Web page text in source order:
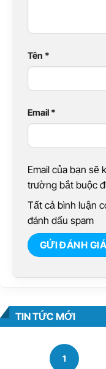
Tên *
Email *
Email của bạn sẽ
trường bắt buộc
Tất cả bình luận
đánh dấu spam
TIN TỨC MỚI